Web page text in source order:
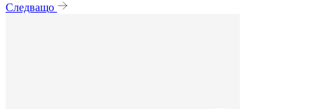
Следващо